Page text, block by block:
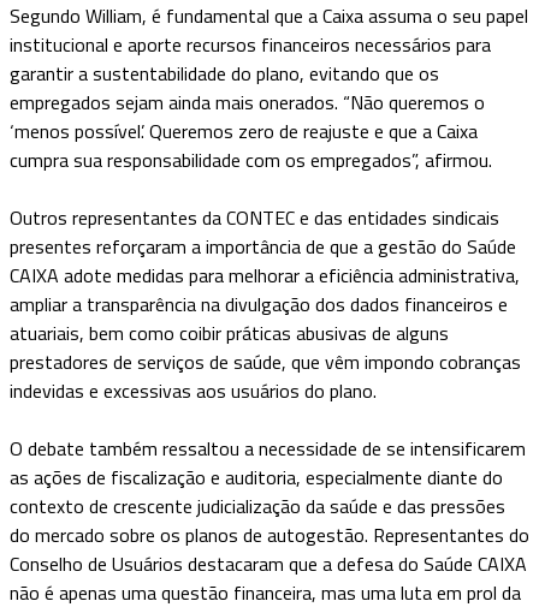
Segundo William, é fundamental que a Caixa assuma o seu papel
institucional e aporte recursos financeiros necessários para
garantir a sustentabilidade do plano, evitando que os
empregados sejam ainda mais onerados. “Não queremos o
‘menos possível’. Queremos zero de reajuste e que a Caixa
cumpra sua responsabilidade com os empregados”, afirmou.
Outros representantes da CONTEC e das entidades sindicais
presentes reforçaram a importância de que a gestão do Saúde
CAIXA adote medidas para melhorar a eficiência administrativa,
ampliar a transparência na divulgação dos dados financeiros e
atuariais, bem como coibir práticas abusivas de alguns
prestadores de serviços de saúde, que vêm impondo cobranças
indevidas e excessivas aos usuários do plano.
O debate também ressaltou a necessidade de se intensificarem
as ações de fiscalização e auditoria, especialmente diante do
contexto de crescente judicialização da saúde e das pressões
do mercado sobre os planos de autogestão. Representantes do
Conselho de Usuários destacaram que a defesa do Saúde CAIXA
não é apenas uma questão financeira, mas uma luta em prol da